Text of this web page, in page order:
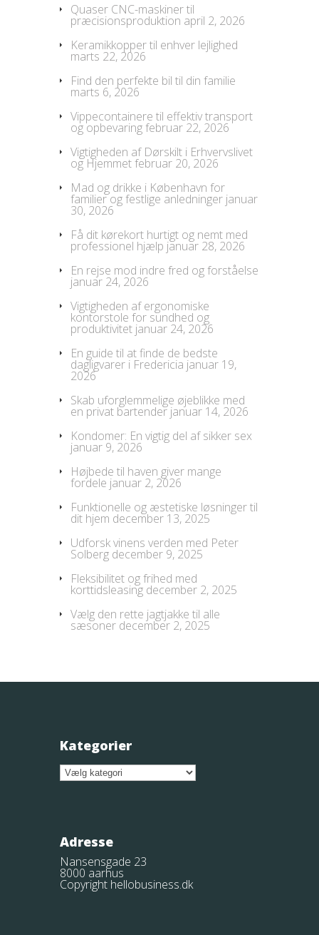
Quaser CNC-maskiner til
præcisionsproduktion april 2, 2026
Keramikkopper til enhver lejlighed
marts 22, 2026
Find den perfekte bil til din familie
marts 6, 2026
Vippecontainere til effektiv transport
og opbevaringfebruar 22, 2026
Vigtigheden af Dørskilt i Erhvervslivet
og Hjemmetfebruar 20, 2026
Mad og drikke i København for
familier og festlige anledninger januar
30, 2026
Få dit kørekort hurtigt og nemt med
professionel hjælp januar 28, 2026
En rejse mod indre fred og forståelse
januar 24, 2026
Vigtigheden af ergonomiske
kontorstole for sundhed og
produktivitet januar 24, 2026
En guide til at finde de bedste
dagligvarer i Fredericia januar 19,
2026
Skab uforglemmelige øjeblikke med
en privat bartender januar 14, 2026
Kondomer: En vigtig del af sikker sex
januar 9, 2026
Højbede til haven giver mange
fordele januar 2, 2026
Funktionelle og æstetiske løsninger til
dit hjem december 13, 2025
Udforsk vinens verden med Peter
Solberg december 9, 2025
Fleksibilitet og frihed med
korttidsleasing december 2, 2025
Vælg den rette jagtjakke til alle
sæsoner december 2, 2025
Kategorier
Kategorier
Adresse
Nansensgade 23
8000 aarhus
Copyright hellobusiness.dk